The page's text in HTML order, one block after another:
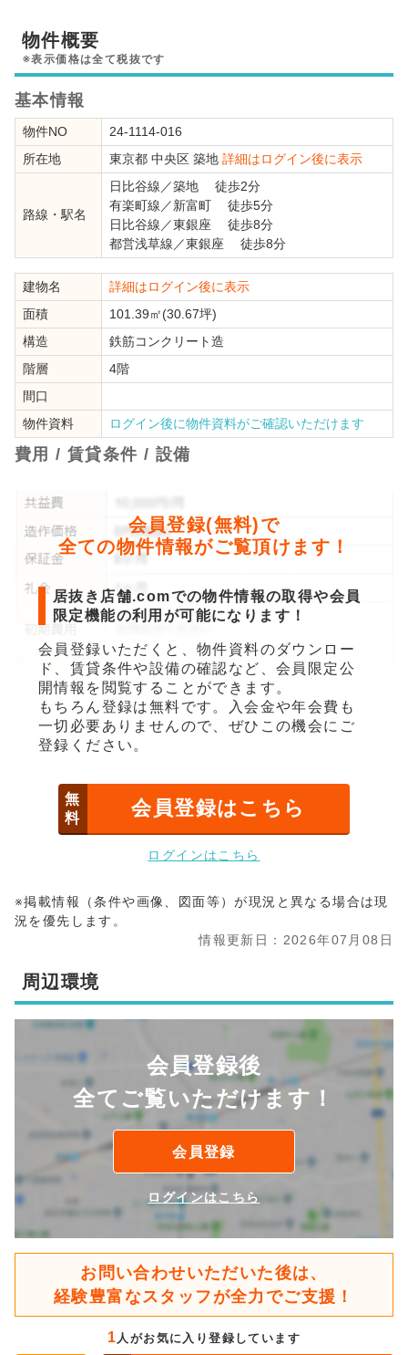
物件概要
※表示価格は全て税抜です
基本情報
物件NO
24-1114-016
所在地
東京都 中央区 築地 詳細はログイン後に表示
路線・駅名
日比谷線 ／築地 徒歩2分
有楽町線 ／新富町 徒歩5分
日比谷線 ／東銀座 徒歩8分
都営浅草線 ／東銀座 徒歩8分
建物名
詳細はログイン後に表示
面積
101.39㎡(30.67坪)
構造
鉄筋コンクリート造
階層
4階
間口
物件資料
ログイン後に物件資料がご確認いただけます
費用 / 賃貸条件 / 設備
会員登録(無料)で
全ての物件情報がご覧頂けます！
居抜き店舗.comでの物件情報の取得や会員
限定機能の利用が可能になります！
会員登録いただくと、物件資料のダウンロー
ド、賃貸条件や設備の確認など、会員限定公
開情報を閲覧することができます。
もちろん登録は無料です。入会金や年会費も
一切必要ありませんので、ぜひこの機会にご
登録ください。
無
料
会員登録はこちら
ログインはこちら
※掲載情報（条件や画像、図面等）が現況と異なる場合は現
況を優先します。
情報更新日：2026年07月08日
周辺環境
会員登録後
全てご覧いただけます！
会員登録
ログインはこちら
お問い合わせいただいた後は、
経験豊富なスタッフが全力でご支援！
1人がお気に入り登録しています